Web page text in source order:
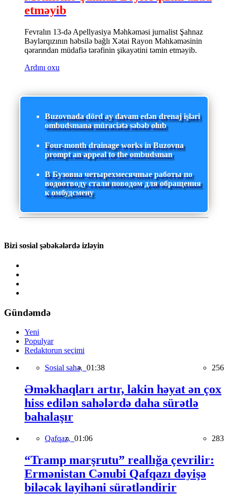
etməyib
Fevralın 13-də Apellyasiya Məhkəməsi jurnalist Şahnaz
Bəylərqızının həbsilə bağlı Xətai Rayon Məhkəməsinin
qərarından müdafiə tərəfinin şikayətini təmin etməyib.
Ardını oxu
Buzovnada dörd ay davam edən drenaj işləri
ombudsmana müraciətə səbəb olub
Four-month drainage works in Buzovna
prompt an appeal to the ombudsman
В Бузовна четырехмесячные работы по
водоотводу стали поводом для обращения
к омбудсмену
Bizi sosial şəbəkələrdə izləyin
Gündəmdə
Yeni
Populyar
Redaktorun seçimi
Sosial sahə, 01:38 256
Əməkhaqları artır, lakin həyat ən çox
hiss edilən sahələrdə daha sürətlə
bahalaşır
Qafqaz, 01:06 283
“Tramp marşrutu” reallığa çevrilir:
Ermənistan Cənubi Qafqazı dəyişə
biləcək layihəni sürətləndirir